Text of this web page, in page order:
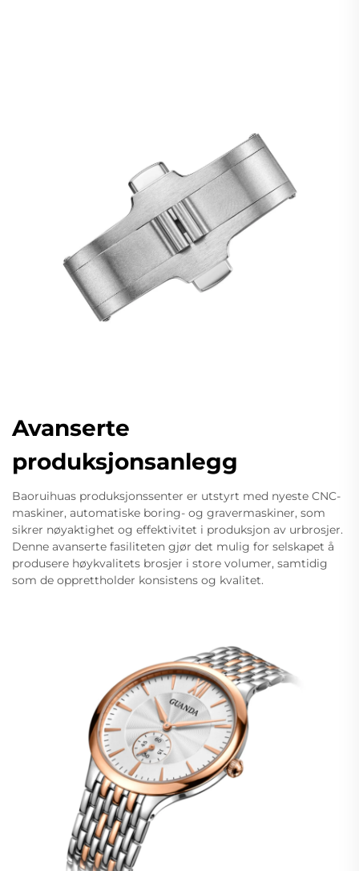
Avanserte
produksjonsanlegg
Baoruihuas produksjonssenter er utstyrt med nyeste CNC-
maskiner, automatiske boring- og gravermaskiner, som
sikrer nøyaktighet og effektivitet i produksjon av urbrosjer.
Denne avanserte fasiliteten gjør det mulig for selskapet å
produsere høykvalitets brosjer i store volumer, samtidig
som de opprettholder konsistens og kvalitet.